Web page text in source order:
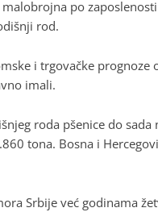
po
rod.
i trgovačke
imali.
roda pšenice do
tona. Bosna i
Srbije već godinama